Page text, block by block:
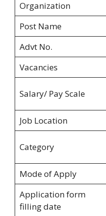
Organization
Post Name
Advt No.
Vacancies
Salary/ Pay Scale
Job Location
Category
Mode of Apply
Application form
filling date